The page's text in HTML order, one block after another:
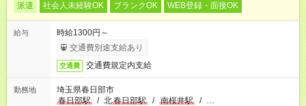
派遣 社会人未経験OK ブランクOK WEB登録・面接OK
給与
時給1300円～
交通費別途支給あり
交通費 交通費規定内支給
勤務地
埼玉県春日部市
春日部駅
/ 北春日部駅 / 南桜井駅 / …